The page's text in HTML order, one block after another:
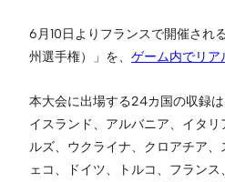
6月10日よりフランスで開催され
州選手権）」を、 ゲーム内でリア
本大会に出場する24カ国の収録
イスランド、アルバニア、イタ
ルズ、ウクライナ、クロアチア
ェコ、ドイツ、トルコ、フラン